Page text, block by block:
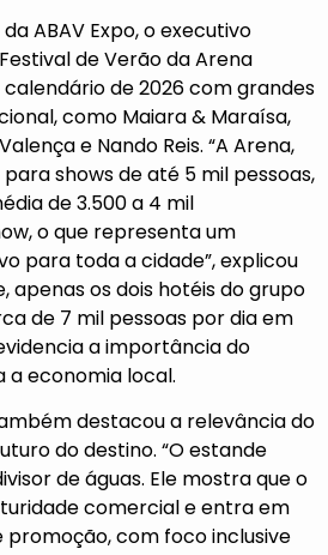
ABAV Expo, o executivo
de Verão da Arena
de 2026 com grandes
como Maiara & Maraísa,
e Nando Reis. “A Arena,
shows de até 5 mil pessoas,
de 3.500 a 4 mil
o que representa um
para toda a cidade”, explicou
apenas os dois hotéis do grupo
de 7 mil pessoas por dia em
a importância do
a economia local.
destacou a relevância do
do destino. “O estande
de águas. Ele mostra que o
comercial e entra em
com foco inclusive